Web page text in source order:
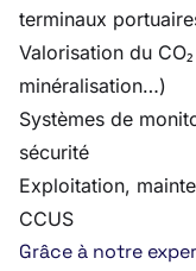
terminaux
Valorisation du
minéralisation…)
Systèmes de
sécurité
Exploitation,
CCUS
Grâce à notre